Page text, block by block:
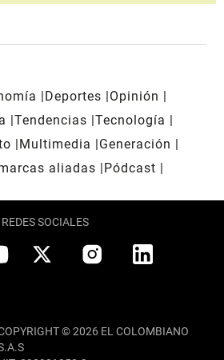
Deportes
Opinión
Tendencias Tecnología
Multimedia
Generación
aliadas
Pódcast
REDES SOCIALES
© 2026 EL COLOMBIANO